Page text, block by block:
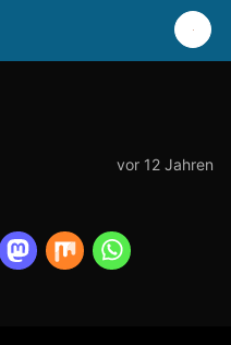
vor 12 Jahren